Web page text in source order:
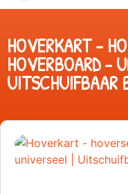
HOVERKART –
HOVERBOARD –
UITSCHUIFBAAR